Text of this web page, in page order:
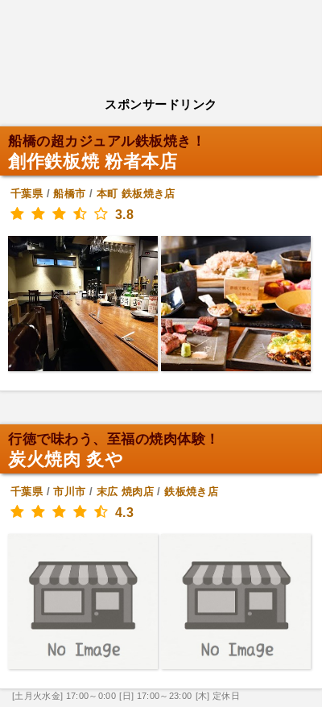
スポンサードリンク
船橋の超カジュアル鉄板焼き！
創作鉄板焼 粉者本店
千葉県/船橋市 / 本町 鉄板焼き店
3.8
行徳で味わう、至福の焼肉体験！
炭火焼肉 炙や
千葉県/市川市 / 末広 焼肉店 /鉄板焼き店
4.3
[土月火水金] 17:00～0:00 [日] 17:00～23:00 [木] 定休日